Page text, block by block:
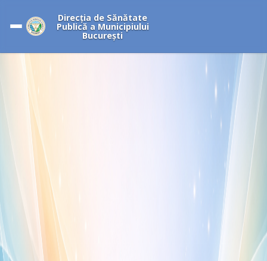
Direcția de Sănătate
Publică a Municipiului
București